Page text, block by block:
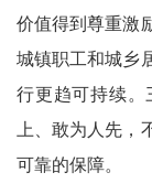
价值得到尊重激
城镇职工和城乡
行更趋可持续。
上、敢为人先
可靠的保障。